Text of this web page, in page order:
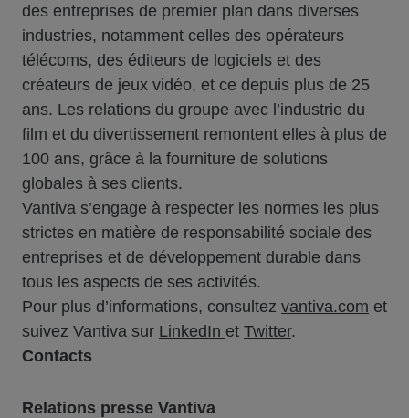
des entreprises de premier plan dans diverses
industries, notamment celles des opérateurs
télécoms, des éditeurs de logiciels et des
créateurs de jeux vidéo, et ce depuis plus de 25
ans. Les relations du groupe avec l’industrie du
film et du divertissement remontent elles à plus de
100 ans, grâce à la fourniture de solutions
globales à ses clients.
Vantiva s’engage à respecter les normes les plus
strictes en matière de responsabilité sociale des
entreprises et de développement durable dans
tous les aspects de ses activités.
Pour plus d’informations, consultez vantiva.com et
suivez Vantiva sur LinkedIn et Twitter.
Contacts
Relations presse Vantiva